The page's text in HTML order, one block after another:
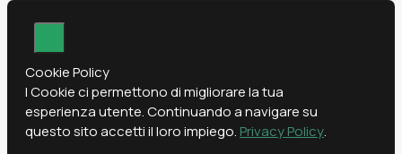
Cookie Policy
I Cookie ci permettono di migliorare la tua
esperienza utente. Continuando a navigare su
questo sito accetti il loro impiego. Privacy Policy.